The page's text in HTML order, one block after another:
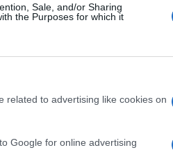
Sale, and/or Sharing
the Purposes for which it
related to advertising like cookies on
Google for online advertising
evidenziando i
di spicco
le volate decisive. Il
relativi alle gare.